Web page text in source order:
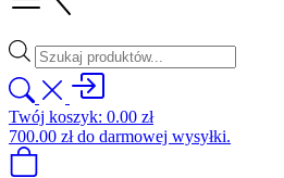
Wyszukiwarka
produktów
Twój koszyk: 0.00 zł
700.00 złdo darmowej wysyłki.